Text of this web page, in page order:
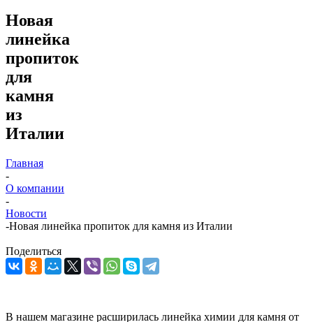
Новая
линейка
пропиток
для
камня
из
Италии
Главная
-
О компании
-
Новости
-Новая линейка пропиток для камня из Италии
Поделиться
В нашем магазине расширилась линейка химии для камня от